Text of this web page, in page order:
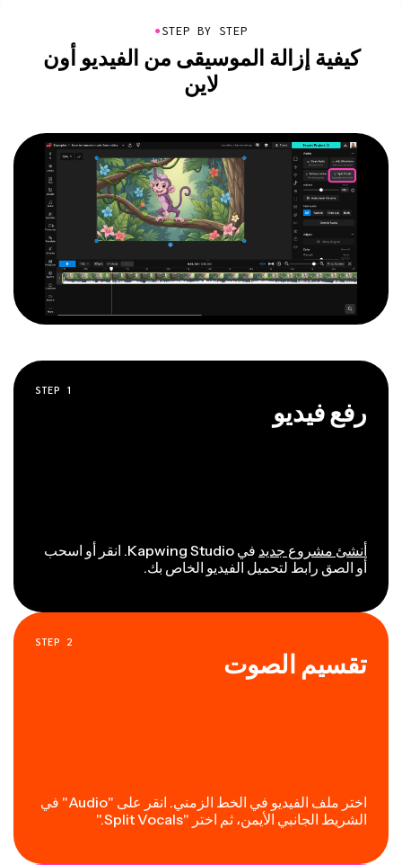
●STEP BY STEP
كيفية إزالة الموسيقى من الفيديو أون
لاين
STEP 1
رفع فيديو
أنشئ مشروع جديد
في Kapwing Studio. انقر أو اسحب
أو الصق رابط لتحميل الفيديو الخاص بك.
STEP 2
تقسيم الصوت
اختر ملف الفيديو في الخط الزمني. انقر على "Audio" في
الشريط الجانبي الأيمن، ثم اختر "Split Vocals."